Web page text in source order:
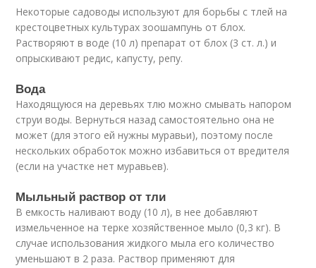
Некоторые садоводы используют для борьбы с тлей на
крестоцветных культурах зоошампунь от блох.
Растворяют в воде (10 л) препарат от блох (3 ст. л.) и
опрыскивают редис, капусту, репу.
Вода
Находящуюся на деревьях тлю можно смывать напором
струи воды. Вернуться назад самостоятельно она не
может (для этого ей нужны муравьи), поэтому после
нескольких обработок можно избавиться от вредителя
(если на участке нет муравьев).
Мыльный раствор от тли
В емкость наливают воду (10 л), в нее добавляют
измельченное на терке хозяйственное мыло (0,3 кг). В
случае использования жидкого мыла его количество
уменьшают в 2 раза. Раствор применяют для